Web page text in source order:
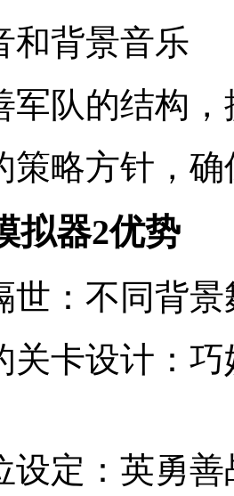
和背景音乐
军队的结构
策略方针，
拟器2优势
世：不同背
关卡设计：
设定：英勇